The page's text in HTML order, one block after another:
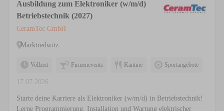
Ausbildung zum Elektroniker (w/m/d)
Betriebstechnik (2027)
CeramTec GmbH
Marktredwitz
Vollzeit Firmenevents Kantine Sportangebote
17.07.2026
Starte deine Karriere als Elektroniker (w/m/d) in Betriebstechnik!
Lerne Programmierung, Installation und Wartung elektrischer